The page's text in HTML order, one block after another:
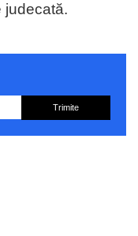
judecată.
Trimite